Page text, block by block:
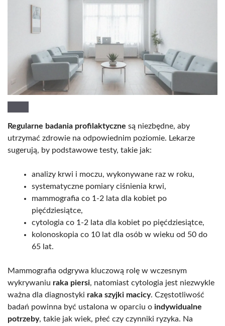
Regularne badania profilaktyczne są niezbędne, aby
utrzymać zdrowie na odpowiednim poziomie. Lekarze
sugerują, by podstawowe testy, takie jak:
analizy krwi i moczu, wykonywane raz w roku,
systematyczne pomiary ciśnienia krwi,
mammografia co 1-2 lata dla kobiet po
pięćdziesiątce,
cytologia co 1-2 lata dla kobiet po pięćdziesiątce,
kolonoskopia co 10 lat dla osób w wieku od 50 do
65 lat.
Mammografia odgrywa kluczową rolę w wczesnym
wykrywaniu raka piersi, natomiast cytologia jest niezwykle
ważna dla diagnostyki raka szyjki macicy. Częstotliwość
badań powinna być ustalona w oparciu o indywidualne
potrzeby, takie jak wiek, płeć czy czynniki ryzyka. Na